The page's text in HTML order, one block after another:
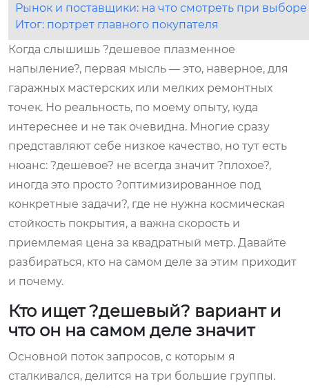
Рынок и поставщики: на что смотреть при выборе
Итог: портрет главного покупателя
Когда слышишь ?дешевое плазменное
напыление?, первая мысль — это, наверное, для
гаражных мастерских или мелких ремонтных
точек. Но реальность, по моему опыту, куда
интереснее и не так очевидна. Многие сразу
представляют себе низкое качество, но тут есть
нюанс: ?дешевое? не всегда значит ?плохое?,
иногда это просто ?оптимизированное под
конкретные задачи?, где не нужна космическая
стойкость покрытия, а важна скорость и
приемлемая цена за квадратный метр. Давайте
разбираться, кто на самом деле за этим приходит
и почему.
Кто ищет ?дешевый? вариант и
что он на самом деле значит
Основной поток запросов, с которым я
сталкивался, делится на три большие группы.